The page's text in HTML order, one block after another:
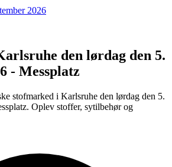
2026
den lørdag den 5.
- Messplatz
stofmarked i Karlsruhe den lørdag den 5.
Oplev stoffer, sytilbehør og